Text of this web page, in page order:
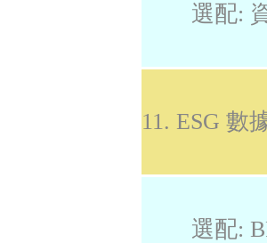
選配: 資
11. ESG 數
選配: